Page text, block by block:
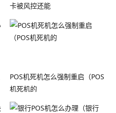
卡被风控还能
POS机死机怎么强制重启（POS
机死机的